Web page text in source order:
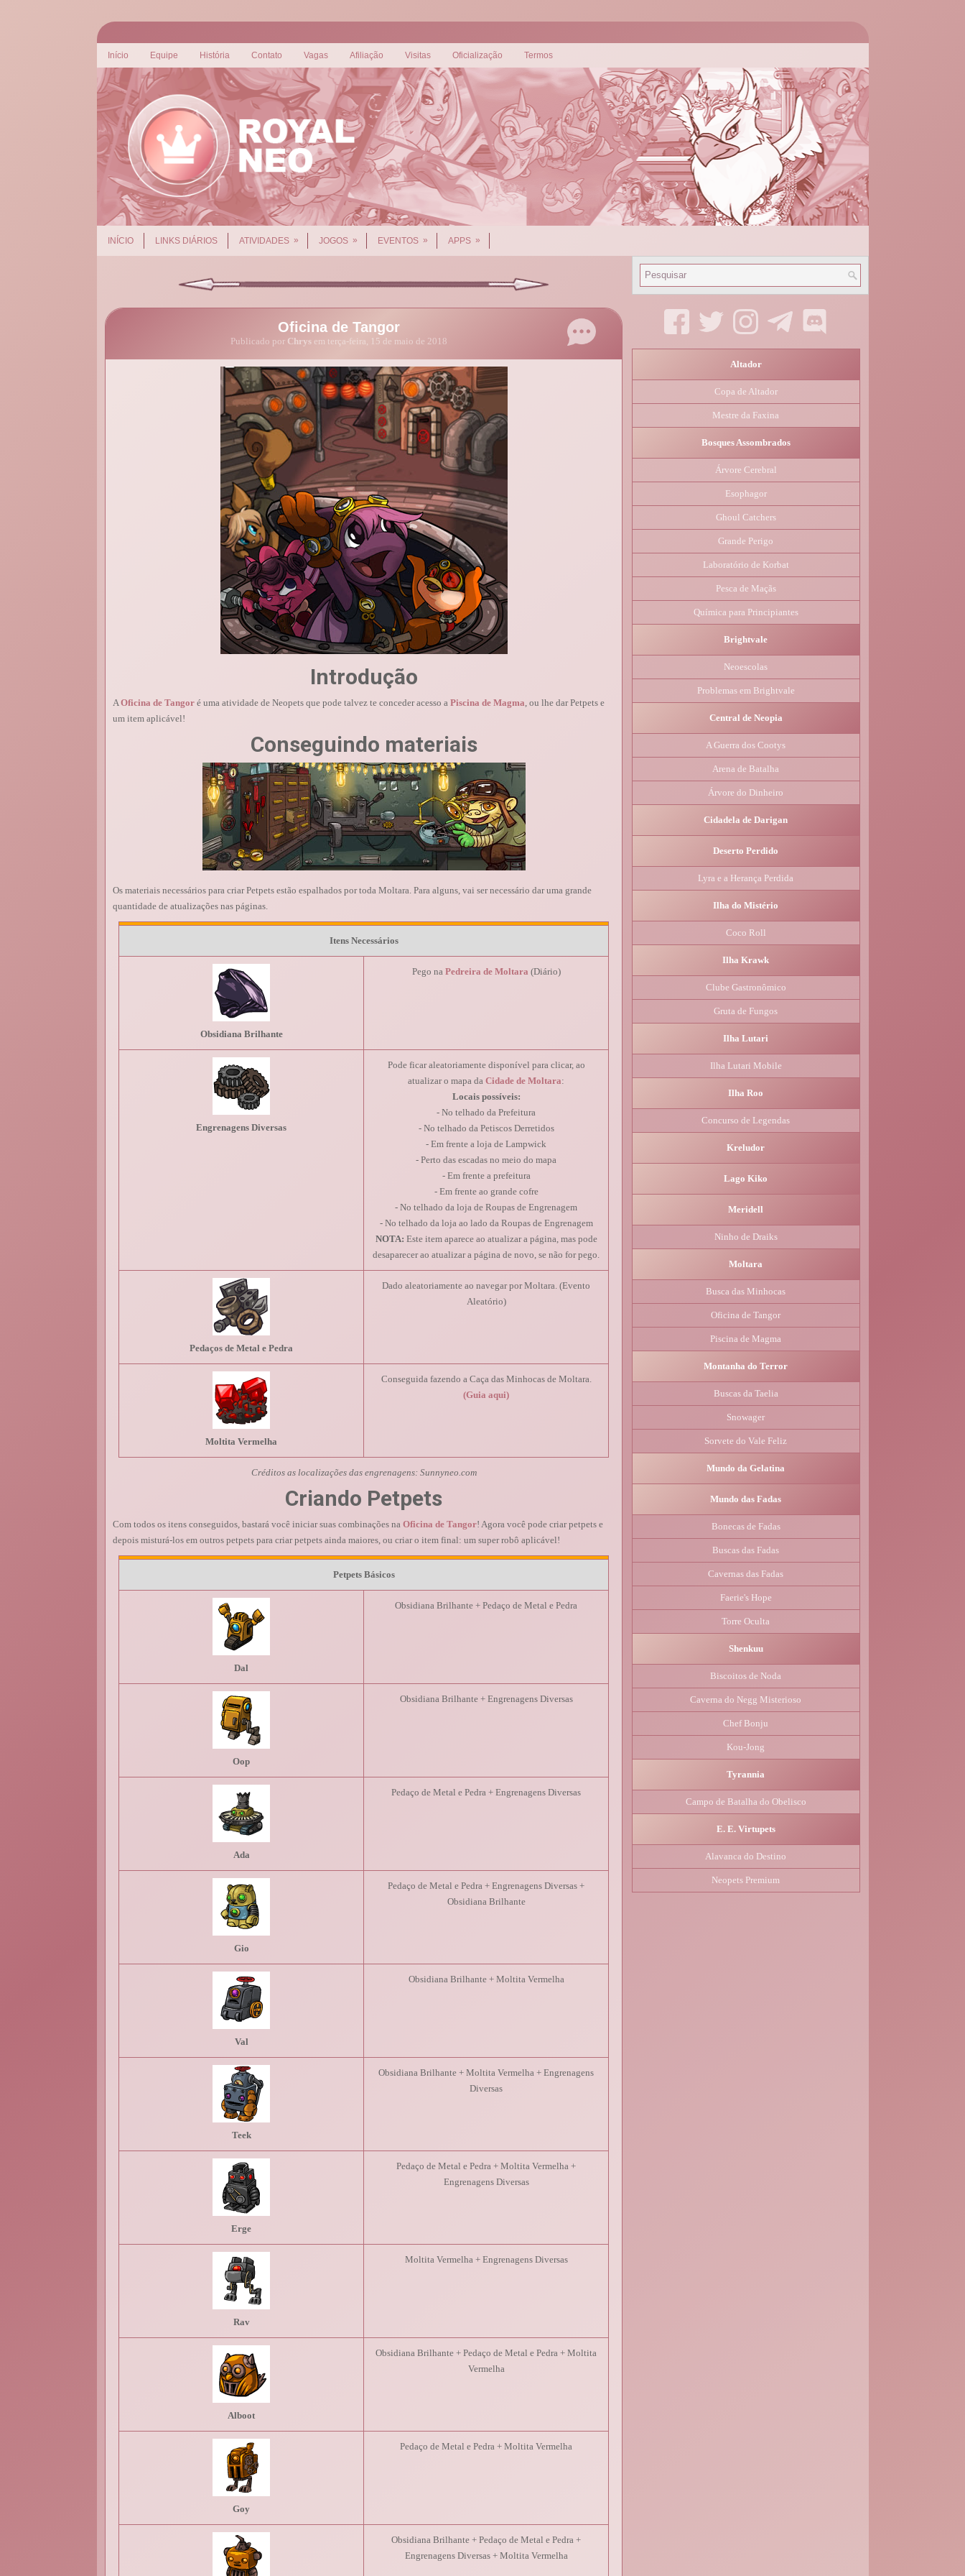
Início Equipe História Contato Vagas Afiliação Visitas Oficialização Termos
INÍCIO LINKS DIÁRIOS ATIVIDADES » JOGOS » EVENTOS » APPS »
Oficina de Tangor
Publicado por Chrys em terça-feira, 15 de maio de 2018
Introdução
AOficina de Tangor é uma atividade de Neopets que pode talvez te conceder acesso a Piscina de Magma, ou lhe dar Petpets e
um item aplicável!
Conseguindo materiais
Os materiais necessários para criar Petpets estão espalhados por toda Moltara. Para alguns, vai ser necessário dar uma grande
quantidade de atualizações nas páginas.
Itens Necessários
Obsidiana Brilhante
Pego na Pedreira de Moltara (Diário)
Engrenagens Diversas
Pode ficar aleatoriamente disponível para clicar, ao
atualizar o mapa da Cidade de Moltara:
Locais possíveis:
- No telhado da Prefeitura
- No telhado da Petiscos Derretidos
- Em frente a loja de Lampwick
- Perto das escadas no meio do mapa
- Em frente a prefeitura
- Em frente ao grande cofre
- No telhado da loja de Roupas de Engrenagem
- No telhado da loja ao lado da Roupas de Engrenagem
NOTA: Este item aparece ao atualizar a página, mas pode
desaparecer ao atualizar a página de novo, se não for pego.
Pedaços de Metal e Pedra
Dado aleatoriamente ao navegar por Moltara. (Evento
Aleatório)
Moltita Vermelha
Conseguida fazendo a Caça das Minhocas de Moltara.
(Guia aqui)
Créditos as localizações das engrenagens: Sunnyneo.com
Criando Petpets
Com todos os itens conseguidos, bastará você iniciar suas combinações na Oficina de Tangor! Agora você pode criar petpets e
depois misturá-los em outros petpets para criar petpets ainda maiores, ou criar o item final: um super robô aplicável!
Petpets Básicos
Dal
Obsidiana Brilhante + Pedaço de Metal e Pedra
Oop
Obsidiana Brilhante + Engrenagens Diversas
Ada
Pedaço de Metal e Pedra + Engrenagens Diversas
Gio
Pedaço de Metal e Pedra + Engrenagens Diversas +
Obsidiana Brilhante
Val
Obsidiana Brilhante + Moltita Vermelha
Teek
Obsidiana Brilhante + Moltita Vermelha + Engrenagens
Diversas
Erge
Pedaço de Metal e Pedra + Moltita Vermelha +
Engrenagens Diversas
Rav
Moltita Vermelha + Engrenagens Diversas
Alboot
Obsidiana Brilhante + Pedaço de Metal e Pedra + Moltita
Vermelha
Goy
Pedaço de Metal e Pedra + Moltita Vermelha
Obsidiana Brilhante + Pedaço de Metal e Pedra +
Engrenagens Diversas + Moltita Vermelha
Altador
Copa de Altador
Mestre da Faxina
Bosques Assombrados
Árvore Cerebral
Esophagor
Ghoul Catchers
Grande Perigo
Laboratório de Korbat
Pesca de Maçãs
Química para Principiantes
Brightvale
Neoescolas
Problemas em Brightvale
Central de Neopia
A Guerra dos Cootys
Arena de Batalha
Árvore do Dinheiro
Cidadela de Darigan
Deserto Perdido
Lyra e a Herança Perdida
Ilha do Mistério
Coco Roll
Ilha Krawk
Clube Gastronômico
Gruta de Fungos
Ilha Lutari
Ilha Lutari Mobile
Ilha Roo
Concurso de Legendas
Kreludor
Lago Kiko
Meridell
Ninho de Draiks
Moltara
Busca das Minhocas
Oficina de Tangor
Piscina de Magma
Montanha do Terror
Buscas da Taelia
Snowager
Sorvete do Vale Feliz
Mundo da Gelatina
Mundo das Fadas
Bonecas de Fadas
Buscas das Fadas
Cavernas das Fadas
Faerie's Hope
Torre Oculta
Shenkuu
Biscoitos de Noda
Caverna do Negg Misterioso
Chef Bonju
Kou-Jong
Tyrannia
Campo de Batalha do Obelisco
E. E. Virtupets
Alavanca do Destino
Neopets Premium